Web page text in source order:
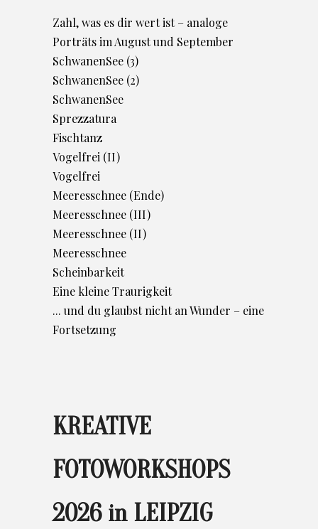
Zahl, was es dir wert ist – analoge
Porträts im August und September
SchwanenSee (3)
SchwanenSee (2)
SchwanenSee
Sprezzatura
Fischtanz
Vogelfrei (II)
Vogelfrei
Meeresschnee (Ende)
Meeresschnee (III)
Meeresschnee (II)
Meeresschnee
Scheinbarkeit
Eine kleine Traurigkeit
... und du glaubst nicht an Wunder – eine
Fortsetzung
KREATIVE
FOTOWORKSHOPS
2026 in LEIPZIG